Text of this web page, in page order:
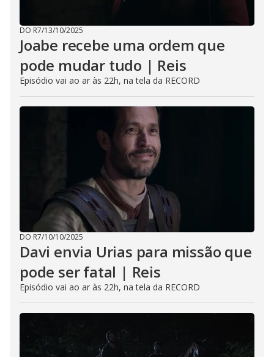
DO R7/13/10/2025
Joabe recebe uma ordem que
pode mudar tudo | Reis
Episódio vai ao ar às 22h, na tela da RECORD
DO R7/10/10/2025
Davi envia Urias para missão que
pode ser fatal | Reis
Episódio vai ao ar às 22h, na tela da RECORD